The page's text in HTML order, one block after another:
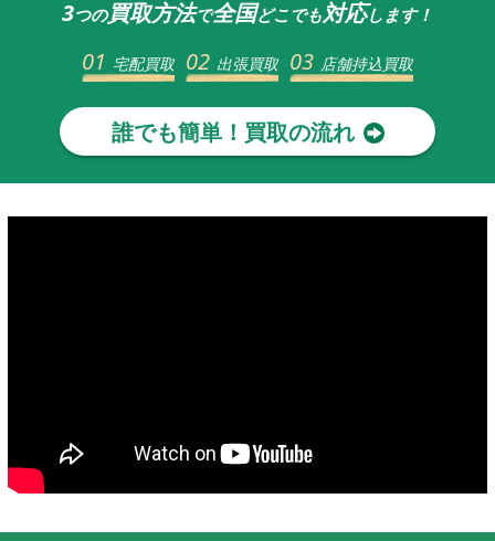
3つの買取方法で全国どこでも対応します！
01 宅配買取 02 出張買取 03 店舗持込買取
誰でも簡単！買取の流れ